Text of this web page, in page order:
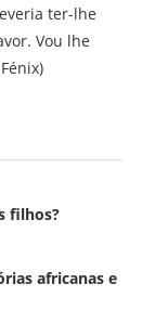
ter-lhe
Vou lhe
filhos?
africanas e